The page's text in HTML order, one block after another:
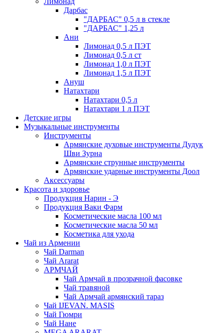
Дарбас
"ДАРБАС" 0,5 л в стекле
"ДАРБАС" 1,25 л
Ани
Лимонад 0,5 л ПЭТ
Лимонад 0,5 л ст
Лимонад 1,0 л ПЭТ
Лимонад 1,5 л ПЭТ
Ануш
Натахтари
Натахтари 0,5 л
Натахтари 1 л ПЭТ
Детские игры
Музыкальные инструменты
Инструменты
Армянские духовые инструменты Дудук
Шви Зурна
Армянские струнные инструменты
Армянские ударные инструменты Доол
Аксессуары
Красота и здоровье
Продукция Нарин - Э
Продукция Ваки Фарм
Косметические масла 100 мл
Косметические масла 50 мл
Косметика для ухода
Чай из Армении
Чай Darman
Чай Ararat
АРМЧАЙ
Чай Армчай в прозрачной фасовке
Чай травяной
Чай Армчай армянский тараз
Чай IJEVAN. MASIS
Чай Гюмри
Чай Нане